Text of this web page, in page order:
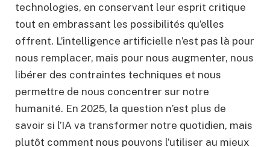
technologies, en conservant leur esprit critique
tout en embrassant les possibilités qu’elles
offrent. L’intelligence artificielle n’est pas là pour
nous remplacer, mais pour nous augmenter, nous
libérer des contraintes techniques et nous
permettre de nous concentrer sur notre
humanité. En 2025, la question n’est plus de
savoir si l’IA va transformer notre quotidien, mais
plutôt comment nous pouvons l’utiliser au mieux